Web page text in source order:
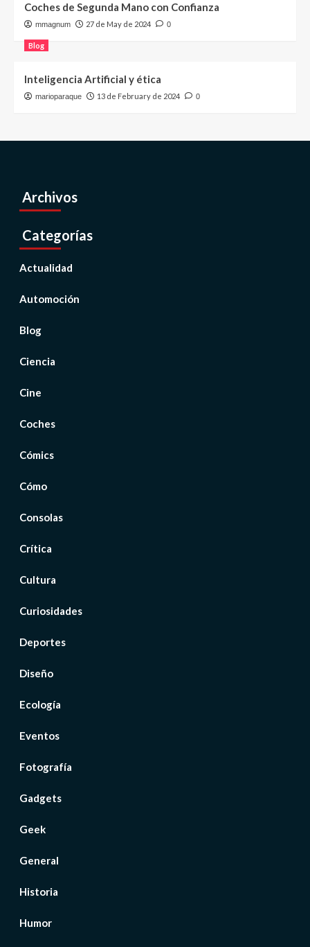
Coches de Segunda Mano con Confianza
mmagnum 27 de May de 2024 0
Blog
Inteligencia Artificial y ética
marioparaque 13 de February de 2024 0
Archivos
Categorías
Actualidad
Automoción
Blog
Ciencia
Cine
Coches
Cómics
Cómo
Consolas
Crítica
Cultura
Curiosidades
Deportes
Diseño
Ecología
Eventos
Fotografía
Gadgets
Geek
General
Historia
Humor